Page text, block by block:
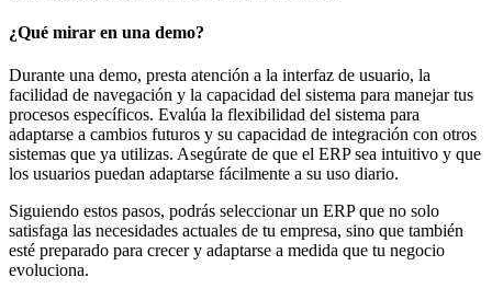
¿Qué mirar en una demo?
Durante una demo, presta atención a la interfaz de usuario, la
facilidad de navegación y la capacidad del sistema para manejar tus
procesos específicos. Evalúa la flexibilidad del sistema para
adaptarse a cambios futuros y su capacidad de integración con otros
sistemas que ya utilizas. Asegúrate de que el ERP sea intuitivo y que
los usuarios puedan adaptarse fácilmente a su uso diario.
Siguiendo estos pasos, podrás seleccionar un ERP que no solo
satisfaga las necesidades actuales de tu empresa, sino que también
esté preparado para crecer y adaptarse a medida que tu negocio
evoluciona.